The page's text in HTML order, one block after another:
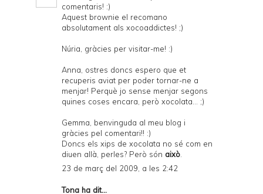
comentaris! :)
Aquest brownie el recomano
absolutament als xocoaddictes! ;)
Núria, gràcies per visitar-me! :)
Anna, ostres doncs espero que et
recuperis aviat per poder tornar-ne a
menjar! Perquè jo sense menjar segons
quines coses encara, però xocolata... ;)
Gemma, benvinguda al meu blog i
gràcies pel comentari!! :)
Doncs els xips de xocolata no sé com en
diuen allà, perles? Però són això
23 de març del 2009, a les 2:42
Tona ha dit...